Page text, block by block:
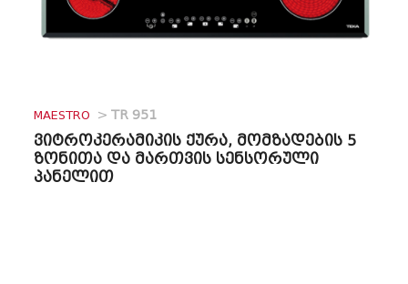
MAESTRO > TR 951
ვიტროკერამიკის ქურა, მომზადების 5
ზონითა და მართვის სენსორული
პანელით